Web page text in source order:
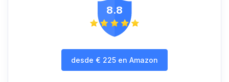
8.8
desde € 225 en Amazon